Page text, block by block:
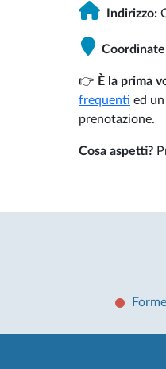
Indirizzo:
Coordinate
👉 È la prima
frequenti ed un
prenotazione.
Cosa aspetti?